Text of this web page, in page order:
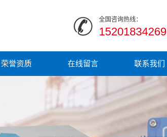
全国咨询热线：
15201834269
荣誉资质 在线留言 联系我们